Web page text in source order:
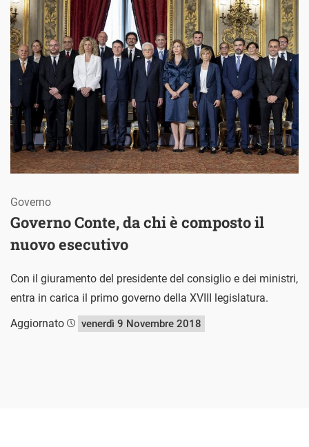
Governo Conte, da chi è composto il
nuovo esecutivo
Governo
Con il giuramento del presidente del consiglio e dei ministri,
entra in carica il primo governo della XVIII legislatura.
Aggiornato
venerdì 9 Novembre 2018